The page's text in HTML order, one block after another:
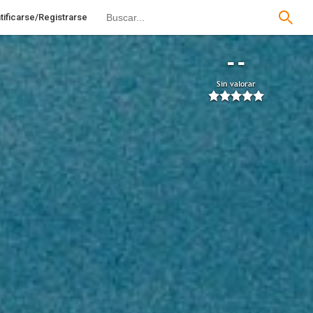
Registrarse
--
Sin valorar